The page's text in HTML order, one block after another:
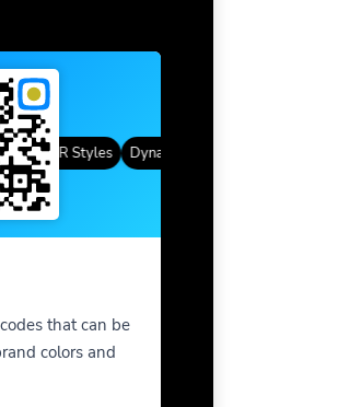
QR Styles Dynamic QR Codes
that can be
colors and